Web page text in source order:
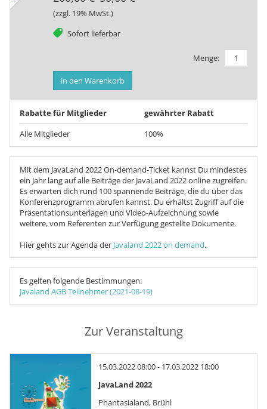
(zzgl. 19% MwSt.)
Sofort lieferbar
tag
Menge:
in den Warenkorb
Rabatte für Mitglieder
gewährter Rabatt
Alle Mitglieder
100%
Mit dem JavaLand 2022 On-demand-Ticket kannst Du mindestes
ein Jahr lang auf alle Beiträge der JavaLand 2022 online zugreifen.
Es erwarten dich rund 100 spannende Beiträge, die du über das
Konferenzprogramm abrufen kannst. Du erhältst Zugriff auf die
Präsentationsunterlagen und Video-Aufzeichnung sowie
weitere, vom Referenten zur Verfügung gestellte Dokumente.
Hier gehts zur Agenda der Javaland 2022 on demand.
Es gelten folgende Bestimmungen:
Javaland AGB Teilnehmer (2021-08-19)
Zur Veranstaltung
15.03.2022 08:00 - 17.03.2022 18:00
JavaLand 2022
Phantasialand, Brühl